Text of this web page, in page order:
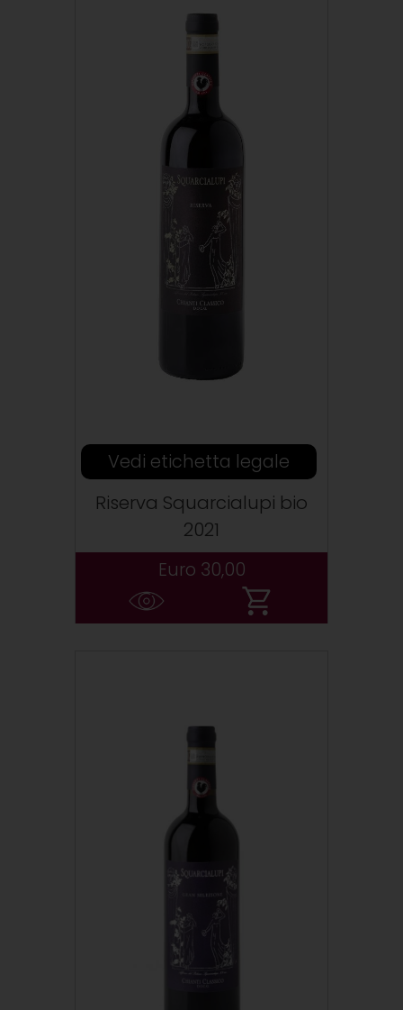
Vedi etichetta legale
Riserva Squarcialupi bio
2021
Euro 30,00